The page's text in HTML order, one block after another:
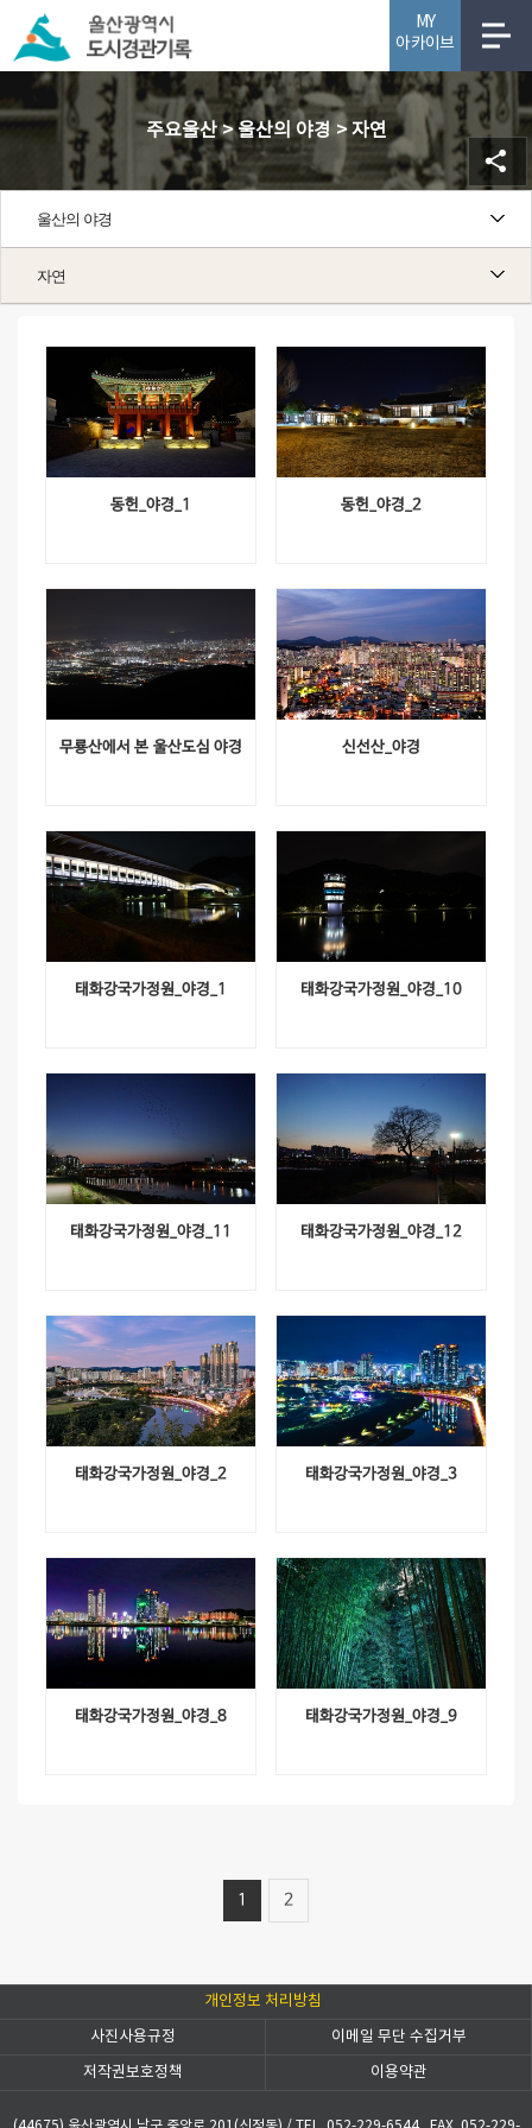
MY
아카이브
주요울산 > 울산의 야경 > 자연
울산의 야경
자연자연
동헌_야경_1 동헌_야경_2
무룡산에서 본 울산도심 야경 신선산_야경
태화강국가정원_야경_1 태화강국가정원_야경_10
태화강국가정원_야경_11 태화강국가정원_야경_12
태화강국가정원_야경_2 태화강국가정원_야경_3
태화강국가정원_야경_8 태화강국가정원_야경_9
1 2
개인정보 처리방침
사진사용규정
이메일 무단 수집거부
저작권보호정책
이용약관